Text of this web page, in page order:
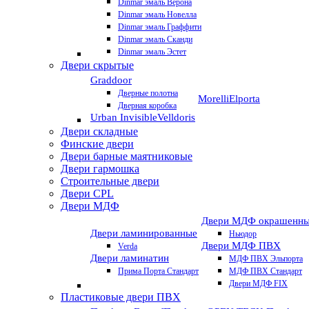
Dinmar эмаль Верона
Dinmar эмаль Новелла
Dinmar эмаль Граффити
Dinmar эмаль Сканди
Dinmar эмаль Эстет
Двери скрытые
Graddoor
Дверные полотна
Дверная коробка
Urban InvisibleVelldoris
MorelliElporta
Двери складные
Финские двери
Двери барные маятниковые
Двери гармошка
Строительные двери
Двери CРL
Двери МДФ
Двери ламинированные
Verda
Двери ламинатин
Прима Порта Стандарт
Двери МДФ
Ньюдор
Двери МДФ ПВХ
МДФ ПВХ Эльпорта
МДФ ПВХ Стандарт
Двери МДФ FIX
Пластиковые двери ПВХ